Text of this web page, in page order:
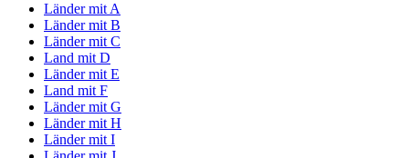
Länder mit A
Länder mit B
Länder mit C
Land mit D
Länder mit E
Land mit F
Länder mit G
Länder mit H
Länder mit I